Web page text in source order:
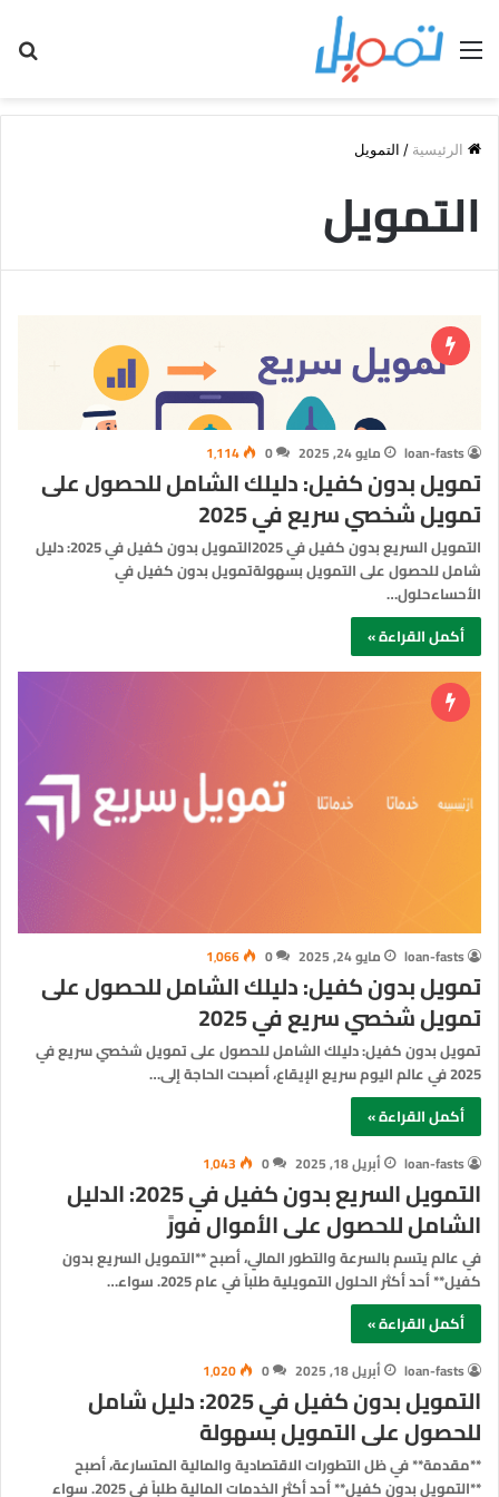
القائمة
الرئيسية / التمويل
التمويل
loan-fasts مايو 24, 2025 0 1٬114
تمويل بدون كفيل: دليلك الشامل للحصول على
تمويل شخصي سريع في 2025
التمويل السريع بدون كفيل في 2025التمويل بدون كفيل في 2025: دليل
شامل للحصول على التمويل بسهولةتمويل بدون كفيل في
الأحساءحلول…
أكمل القراءة »
loan-fasts مايو 24, 2025 0 1٬066
تمويل بدون كفيل: دليلك الشامل للحصول على
تمويل شخصي سريع في 2025
تمويل بدون كفيل: دليلك الشامل للحصول على تمويل شخصي سريع في
2025 في عالم اليوم سريع الإيقاع، أصبحت الحاجة إلى…
أكمل القراءة »
loan-fasts أبريل 18, 2025 0 1٬043
التمويل السريع بدون كفيل في 2025: الدليل
الشامل للحصول على الأموال فورً
في عالم يتسم بالسرعة والتطور المالي، أصبح **التمويل السريع بدون
كفيل** أحد أكثر الحلول التمويلية طلباً في عام 2025. سواء…
أكمل القراءة »
loan-fasts أبريل 18, 2025 0 1٬020
التمويل بدون كفيل في 2025: دليل شامل
للحصول على التمويل بسهولة
**مقدمة** في ظل التطورات الاقتصادية والمالية المتسارعة، أصبح
**التمويل بدون كفيل** أحد أكثر الخدمات المالية طلباً في 2025. سواء